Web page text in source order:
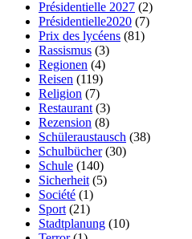
Présidentielle 2027 (2)
Présidentielle2020 (7)
Prix des lycéens (81)
Rassismus (3)
Regionen (4)
Reisen (119)
Religion (7)
Restaurant (3)
Rezension (8)
Schüleraustausch (38)
Schulbücher(30)
Schule (140)
Sicherheit (5)
Société (1)
Sport (21)
Stadtplanung (10)